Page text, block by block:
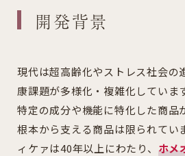
開発背景
現代は超高齢化やストレス社会の
康課題が多様化・複雑化していま
特定の成分や機能に特化した商品
根本から支える商品は限られてい
ィケァは40年以上にわたり、 ホメ